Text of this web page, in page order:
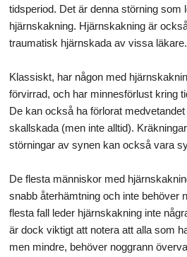
tidsperiod. Det är denna störning som
hjärnskakning. Hjärnskakning är
traumatisk hjärnskada av vissa läkare.
Klassiskt, har någon med
förvirrad, och har minnesförlust kring
De kan också ha förlorat
skallskada (men inte alltid).
störningar av synen kan också vara
De flesta människor med
snabb återhämtning och inte behöver
flesta fall leder hjärnskakning inte
är dock viktigt att notera att alla som
men mindre, behöver noggrann